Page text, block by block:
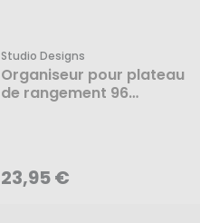
Studio Designs
Organiseur pour plateau
de rangement 96
23,95 €AJOUTER AU PANIER